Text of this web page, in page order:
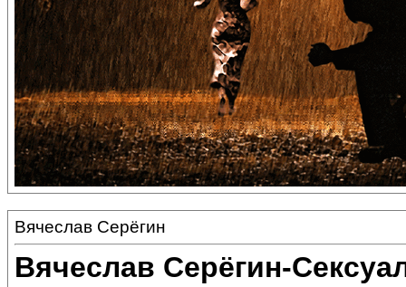
Вячеслав Серёгин
Вячеслав Серёгин-